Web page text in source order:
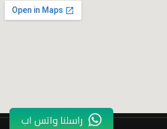
راسلنا واتس اب